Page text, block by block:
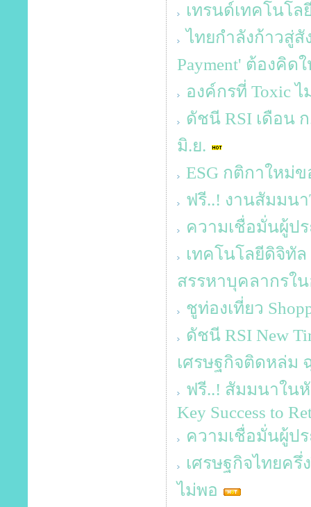
เทรนด์เทคโนโ
ไทยกำลังก้าวสู่สั
Payment' ต้องคิด
องค์กรที่ Toxic
ดัชนี RSI เดือน
มิ.ย.
ESG กติกาใหม่
ฟรี..! งานสัมมนา
ความเชื่อมั่นผู้ป
เทคโนโลยีดิจิทั
สรรหาบุคลากรใ
ชูท่องเที่ยว
ดัชนี RSI New
เศรษฐกิจติดหล่ม
ฟรี..! สัมมนาในหั
Key Success to
ความเชื่อมั่นผู้ป
เศรษฐกิจไทยครึ่
ไม่พอ